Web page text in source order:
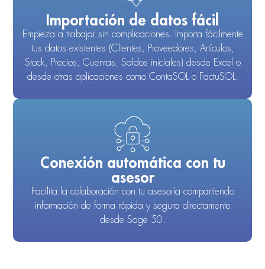
Importación de datos fácil
Empieza a trabajar sin complicaciones. Importa fácilmente
tus datos existentes (Clientes, Proveedores, Artículos,
Stock, Precios, Cuentas, Saldos iniciales) desde Excel o
desde otras aplicaciones como ContaSOL o FactuSOL.
Conexión automática con tu
asesor
Facilita la colaboración con tu asesoría compartiendo
información de forma rápida y segura directamente
desde Sage 50.